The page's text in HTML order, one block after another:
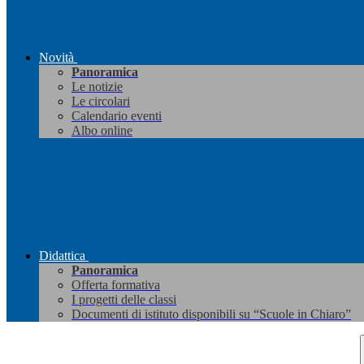
Novità
Panoramica
Le notizie
Le circolari
Calendario eventi
Albo online
Didattica
Panoramica
Offerta formativa
I progetti delle classi
Documenti di istituto disponibili su “Scuole in Chiaro”